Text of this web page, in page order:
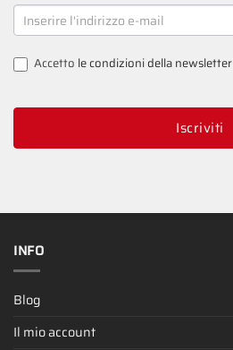
NEWSLETTER
SIGNUP
Accetto le condizioni della newsletter
Iscriviti
INFO
Blog
Il mio account